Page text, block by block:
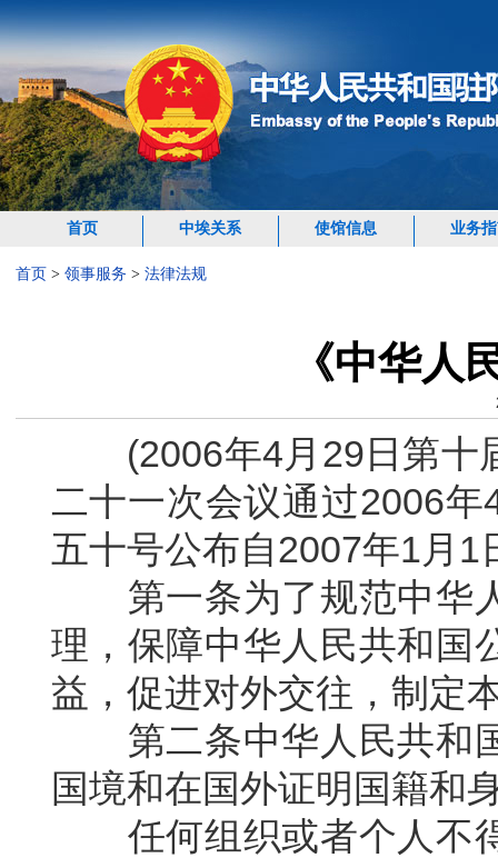
首页 中埃关系 使馆信息 业务
首页 > 领事服务 > 法律法规
《中华人
(2006年4月29日第十
二十一次会议通过2006
五十号公布自2007年1月1
第一条为了规范中华
理，保障中华人民共和国
益，促进对外交往，制定
第二条中华人民共和
国境和在国外证明国籍和
任何组织或者个人不